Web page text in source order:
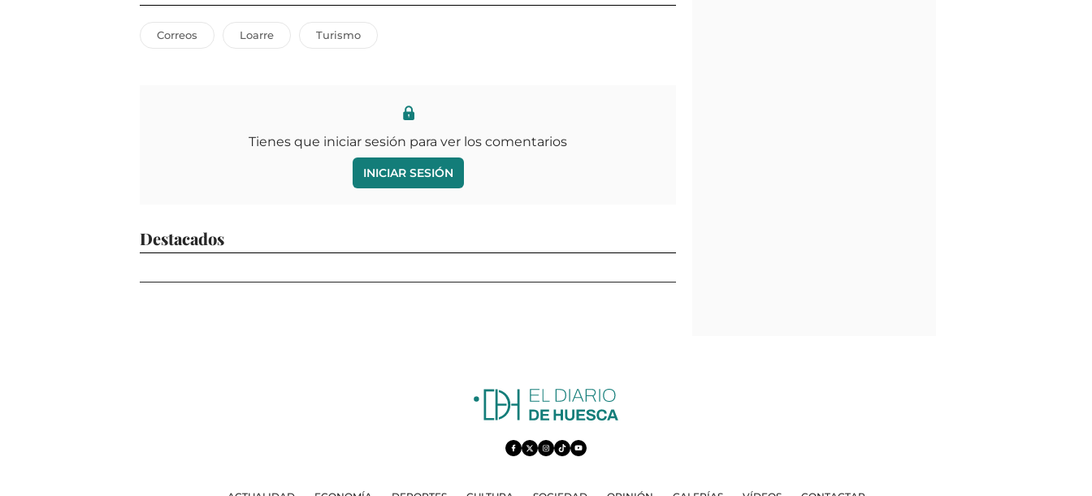
Correos Loarre Turismo
Tienes que iniciar sesión para ver los comentarios
INICIAR SESIÓN
Destacados